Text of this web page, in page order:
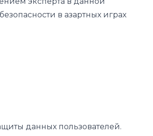
в азартных играх
данных пользователей.